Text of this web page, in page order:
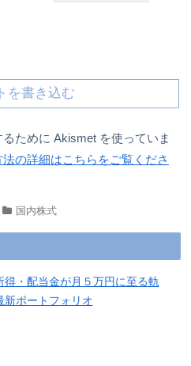
を書き込む
ために Akismet を使っていま
の詳細はこちらをご覧くださ
国内株式
得・配当金が月５万円に至る軌
新ポートフォリオ